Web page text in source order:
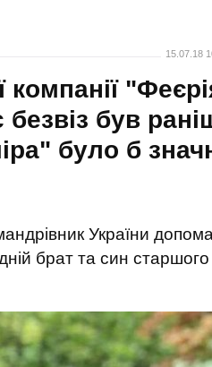
15.07.18
був
було б
України
брат та син